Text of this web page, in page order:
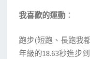
我喜歡的運動 ：
跑步(短跑、長跑我
年級的18.63秒進步